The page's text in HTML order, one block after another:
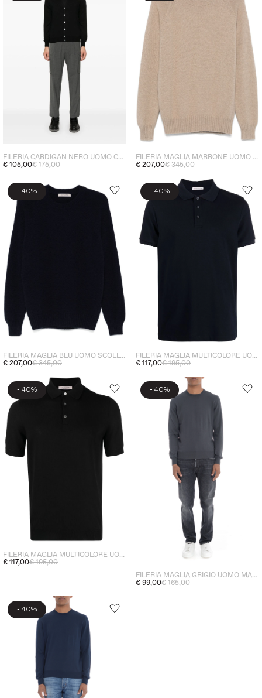
FILERIA CARDIGAN NERO UOMO CON BOTTONI
€ 105,00€ 175,00
FILERIA MAGLIA MARRONE UOMO SCOLLO TONDO
€ 207,00€ 345,00
- 40%
FILERIA MAGLIA BLU UOMO SCOLLO TONDO
€ 207,00€ 345,00
- 40%
FILERIA MAGLIA MULTICOLORE UOMO
€ 117,00€ 195,00
- 40%
FILERIA MAGLIA MULTICOLORE UOMO
€ 117,00€ 195,00
- 40%
FILERIA MAGLIA GRIGIO UOMO MANICHE LUNGHE
€ 99,00€ 165,00
- 40%